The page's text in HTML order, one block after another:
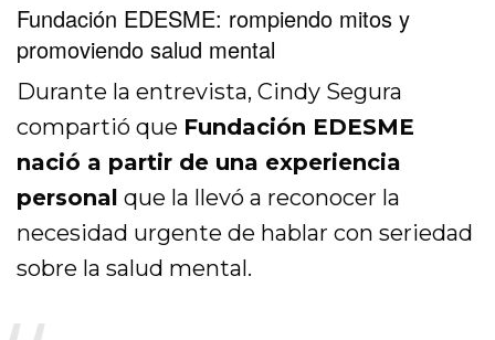
Fundación EDESME: rompiendo mitos y
promoviendo salud mental
Durante la entrevista, Cindy Segura
compartió que Fundación EDESME
nació a partir de una experiencia
personal que la llevó a reconocer la
necesidad urgente de hablar con seriedad
sobre la salud mental.